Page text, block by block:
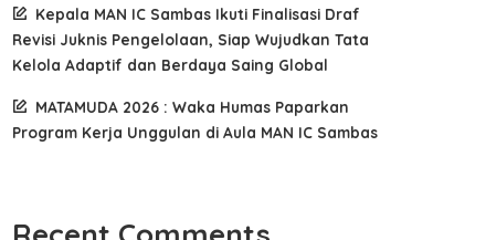
Kepala MAN IC Sambas Ikuti Finalisasi Draf
Revisi Juknis Pengelolaan, Siap Wujudkan Tata
Kelola Adaptif dan Berdaya Saing Global
MATAMUDA 2026 : Waka Humas Paparkan
Program Kerja Unggulan di Aula MAN IC Sambas